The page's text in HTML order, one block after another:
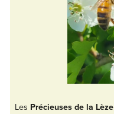
Les Précieuses de la Lèze